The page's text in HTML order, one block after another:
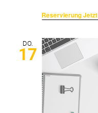
Reservierung Jetzt
DO.
17